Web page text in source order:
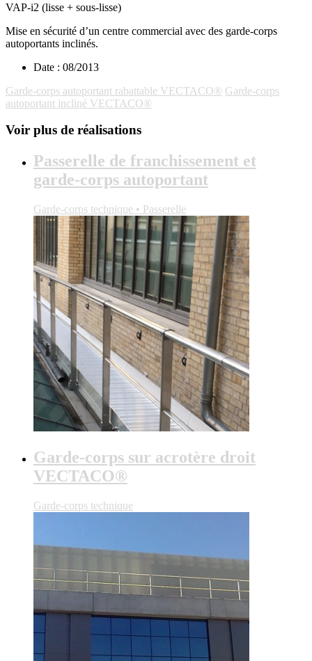
VAP-i2 (lisse + sous-lisse)
Mise en sécurité d’un centre commercial avec des garde-corps
autoportants inclinés.
Date : 08/2013
Garde-corps autoportant rabattable VECTACO® Garde-corps
autoportant incliné VECTACO®
Voir plus de réalisations
Passerelle de franchissement et
garde-corps autoportant
Garde-corps technique • Passerelle
Garde-corps sur acrotère droit
VECTACO®
Garde-corps technique